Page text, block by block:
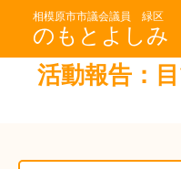
相模原市市議会議員 緑区
のもとよしみ
活動報告：